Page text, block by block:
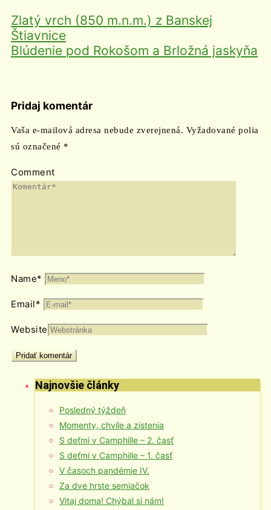
Zlatý vrch (850 m.n.m.) z Banskej
Štiavnice
Blúdenie pod Rokošom a Brložná jaskyňa
Pridaj komentár
Vaša e-mailová adresa nebude zverejnená. Vyžadované polia
sú označené *
Comment
Name*
Email*
Website
Najnovšie články
Posledný týždeň
Momenty, chvíle a zistenia
S deťmi v Camphille – 2. časť
S deťmi v Camphille – 1. časť
V časoch pandémie IV.
Za dve hrste semiačok
Vitaj doma! Chýbal si nám!